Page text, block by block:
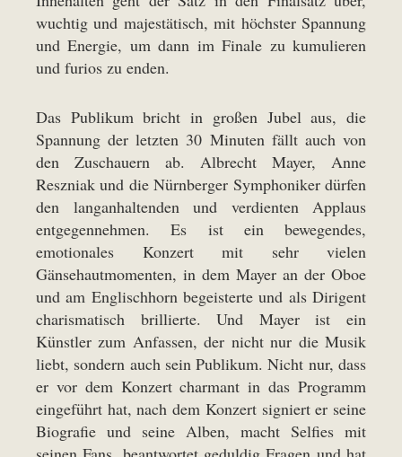
wuchtig und majestätisch, mit höchster Spannung
und Energie, um dann im Finale zu kumulieren
und furios zu enden.
Das Publikum bricht in großen Jubel aus, die
Spannung der letzten 30 Minuten fällt auch von
den Zuschauern ab. Albrecht Mayer, Anne
Reszniak und die Nürnberger Symphoniker dürfen
den langanhaltenden und verdienten Applaus
entgegennehmen. Es ist ein bewegendes,
emotionales Konzert mit sehr vielen
Gänsehautmomenten, in dem Mayer an der Oboe
und am Englischhorn begeisterte und als Dirigent
charismatisch brillierte. Und Mayer ist ein
Künstler zum Anfassen, der nicht nur die Musik
liebt, sondern auch sein Publikum. Nicht nur, dass
er vor dem Konzert charmant in das Programm
eingeführt hat, nach dem Konzert signiert er seine
Biografie und seine Alben, macht Selfies mit